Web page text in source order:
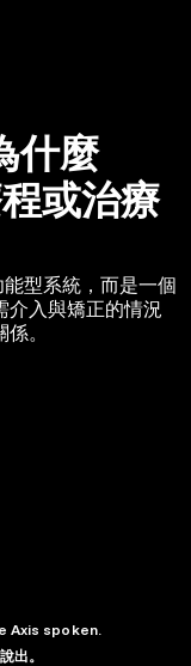
什麼
或治療
型系統，而是一個
介入與矯正的情況
。
Axis spoken.
出。